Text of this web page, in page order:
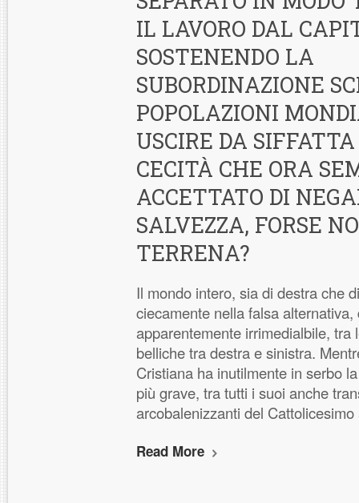
IL LAVORO DAL
SOSTENENDO LA
SUBORDINAZIONE
POPOLAZIONI
USCIRE DA
CECITÀ CHE ORA
ACCETTATO DI
SALVEZZA, FORSE
TERRENA?
Il mondo intero, sia di destra che
ciecamente nella falsa alternativa,
apparentemente irrimedialbile, tra
belliche tra destra e sinistra.
Cristiana ha inutilmente in serbo
più grave, tra tutti i suoi anche
arcobalenizzanti del
Read More